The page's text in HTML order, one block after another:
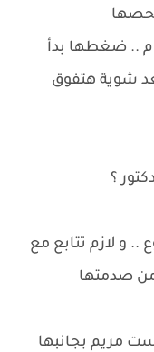
.. ضغطها بدأ
شوية هتفوق
؟
و لازم تتابع مع
صدمتها
مريم بجانبها